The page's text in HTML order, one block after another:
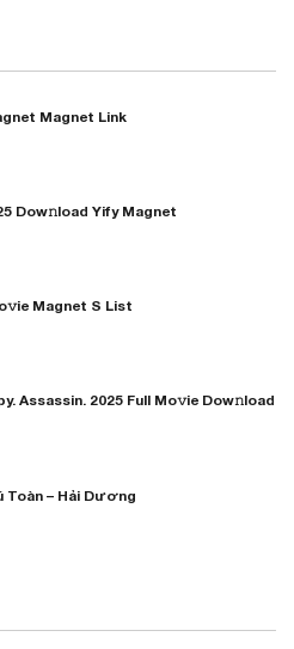
Magnet Link
Dow𝚗load Yify Magnet
Magnet S List
Assassin. 2025 Full Mo𝚟ie Dow𝚗load
Toàn – Hải Dương